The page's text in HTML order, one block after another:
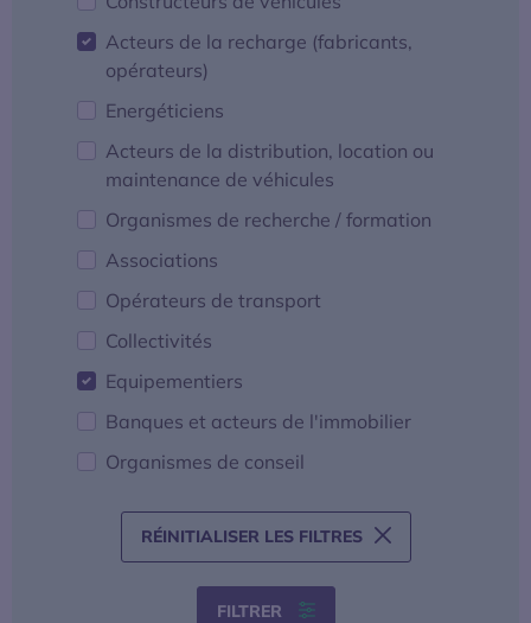
Acteurs de la recharge (fabricants,
opérateurs)
Energéticiens
Acteurs de la distribution, location ou
maintenance de véhicules
Organismes de recherche / formation
Associations
Opérateurs de transport
Collectivités
Equipementiers
Banques et acteurs de l'immobilier
Organismes de conseil
RÉINITIALISER LES FILTRES
FILTRER